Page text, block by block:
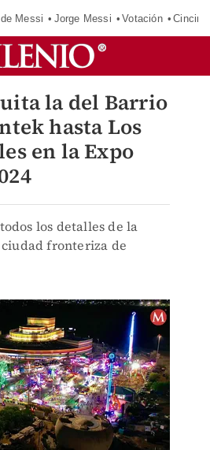
Messi Jorge Messi Votación
la del Barrio
hasta Los
en la Expo
los detalles de la
fronteriza de